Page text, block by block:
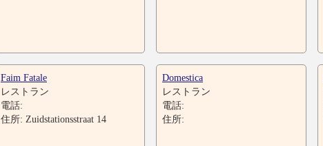
Faim Fatale
レストラン
電話:
住所: Zuidstationsstraat 14
Domestica
レストラン
電話:
住所: